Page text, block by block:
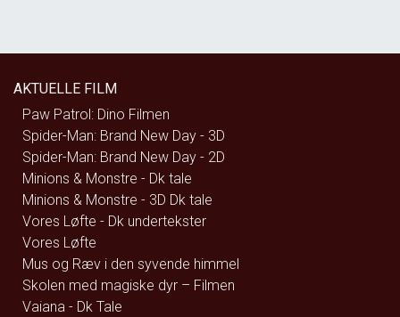
AKTUELLE FILM
Paw Patrol: Dino Filmen
Spider-Man: Brand New Day - 3D
Spider-Man: Brand New Day - 2D
Minions & Monstre - Dk tale
Minions & Monstre - 3D Dk tale
Vores Løfte - Dk undertekster
Vores Løfte
Mus og Ræv i den syvende himmel
Skolen med magiske dyr – Filmen
Vaiana - Dk Tale